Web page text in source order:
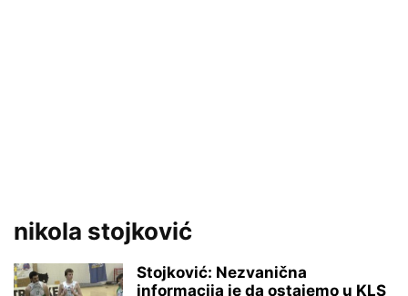
nikola stojković
Stojković: Nezvanična
informacija je da ostajemo u KLS